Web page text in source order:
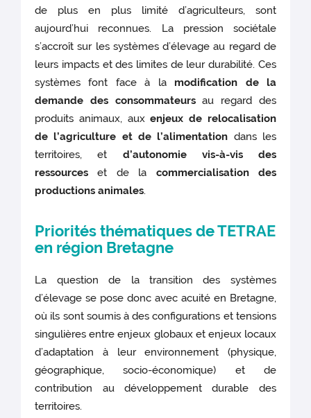
de plus en plus limité d’agriculteurs, sont
aujourd’hui reconnues. La pression sociétale
s’accroît sur les systèmes d’élevage au regard de
leurs impacts et des limites de leur durabilité. Ces
systèmes font face à la modification de la
demande des consommateursau regard des
produits animaux, auxenjeux de relocalisation
de l’agriculture et de l’alimentation dans les
territoires, et d’autonomie vis-à-vis des
ressources et de la commercialisation des
productions animales.
Priorités thématiques de TETRAE
en région Bretagne
La question de la transition des systèmes
d’élevage se pose donc avec acuité en Bretagne,
où ils sont soumis à des configurations et tensions
singulières entre enjeux globaux et enjeux locaux
d’adaptation à leur environnement (physique,
géographique, socio-économique) et de
contribution au développement durable des
territoires.